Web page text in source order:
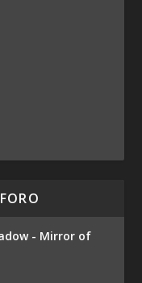
- Mirror of